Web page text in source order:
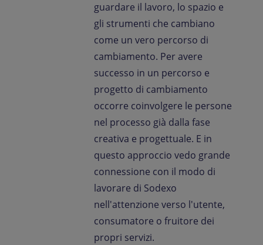
guardare il lavoro, lo spazio e
gli strumenti che cambiano
come un vero percorso di
cambiamento. Per avere
successo in un percorso e
progetto di cambiamento
occorre coinvolgere le persone
nel processo già dalla fase
creativa e progettuale. E in
questo approccio vedo grande
connessione con il modo di
lavorare di Sodexo
nell'attenzione verso l'utente,
consumatore o fruitore dei
propri servizi.